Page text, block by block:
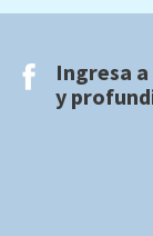
Ingresa
y